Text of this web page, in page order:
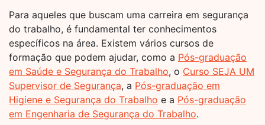
Para aqueles que buscam uma carreira em segurança
do trabalho, é fundamental ter conhecimentos
específicos na área. Existem vários cursos de
formação que podem ajudar, como a Pós-graduação
em Saúde e Segurança do Trabalho, o Curso SEJA UM
Supervisor de Segurança, a Pós-graduação em
Higiene e Segurança do Trabalho e a Pós-graduação
em Engenharia de Segurança do Trabalho.